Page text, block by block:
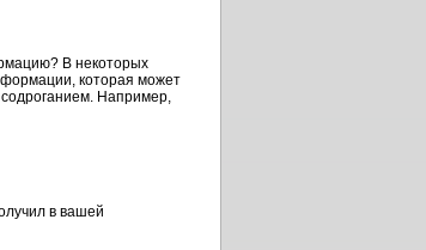
В некоторых
которая может
Например,
в вашей